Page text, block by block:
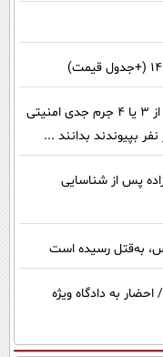
گفته‌های یک روحانی تندرو و ردپای بیش از ۳ یا ۴ جرم جدی امنیتی
پس از شناسایی
به‌قتل رسیده است
به دادگاه ویژه